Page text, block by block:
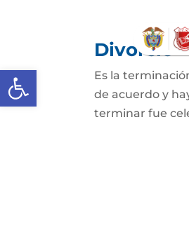
Abrir barra de herramientas
Divorcio
Es la
de acuerdo y
terminar fue